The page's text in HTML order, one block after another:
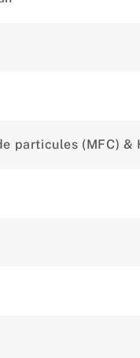
particules (MFC) &